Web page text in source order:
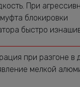
При
блокировки
быстро
при разгоне в
мелкой